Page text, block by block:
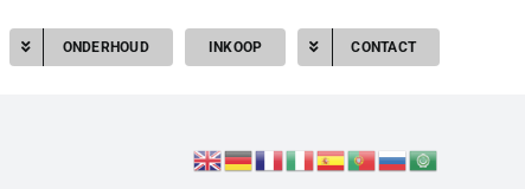
ONDERHOUD INKOOP CONTACT